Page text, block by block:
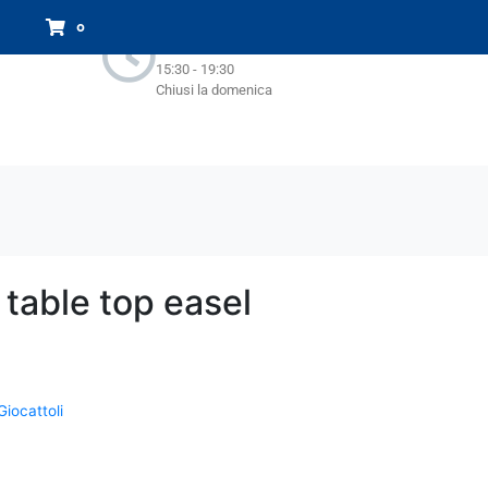
15:30 - 19:30
Chiusi la domenica
0
top easel